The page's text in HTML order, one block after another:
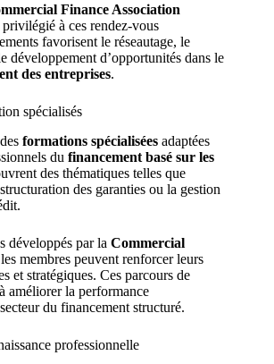
Finance Association
à ces rendez-vous
favorisent le réseautage, le
développement d’opportunités dans le
des entreprises.
spécialisés
formations spécialisées adaptées
du financement basé sur les
des thématiques telles que
des garanties ou la gestion
développés par la Commercial
membres peuvent renforcer leurs
et stratégiques. Ces parcours de
améliorer la performance
du financement structuré.
professionnelle